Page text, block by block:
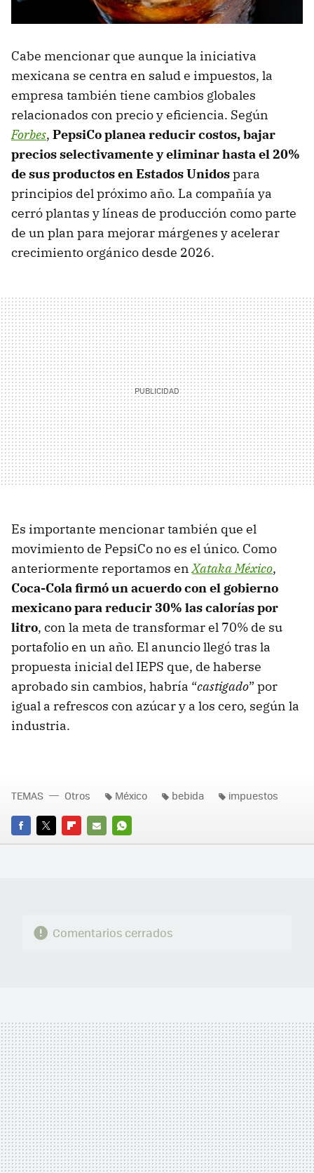
Cabe mencionar que aunque la iniciativa
mexicana se centra en salud e impuestos, la
empresa también tiene cambios globales
relacionados con precio y eficiencia. Según
Forbes, PepsiCo planea reducir costos, bajar
precios selectivamente y eliminar hasta el 20%
de sus productos en Estados Unidospara
principios del próximo año. La compañía ya
cerró plantas y líneas de producción como parte
de un plan para mejorar márgenes y acelerar
crecimiento orgánico desde 2026.
Es importante mencionar también que el
movimiento de PepsiCo no es el único. Como
anteriormente reportamos enXataka México,
Coca-Cola firmó un acuerdo con el gobierno
mexicano parareducir 30% las calorías por
litro, con la meta de transformar el 70% de su
portafolio en un año. El anuncio llegó tras la
propuesta inicial del IEPS que, de haberse
aprobado sin cambios, habría “castigado” por
igual a refrescos con azúcar y a los cero, según la
industria.
FACEBOOK
TWITTERFLIPBOARD
E-
WHATSAPP
TEMAS Otros México bebida impuestos
Comentarios cerrados